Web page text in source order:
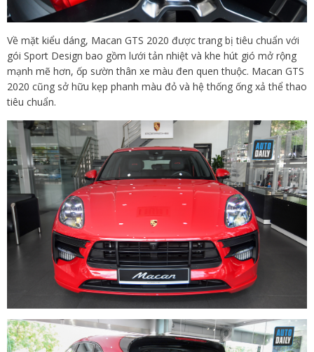
Về mặt kiểu dáng, Macan GTS 2020 được trang bị tiêu chuẩn với
gói Sport Design bao gồm lưới tản nhiệt và khe hút gió mở rộng
mạnh mẽ hơn, ốp sườn thân xe màu đen quen thuộc. Macan GTS
2020 cũng sở hữu kẹp phanh màu đỏ và hệ thống ống xả thể thao
tiêu chuẩn.